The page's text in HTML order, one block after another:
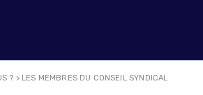
? > LES MEMBRES DU CONSEIL SYNDICAL